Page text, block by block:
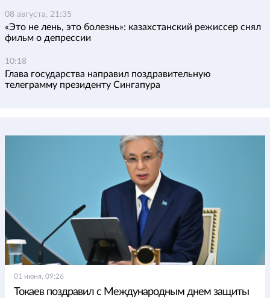
08 августа, 21:35
«Это не лень, это болезнь»: казахстанский режиссер снял
фильм о депрессии
10:18
Глава государства направил поздравительную
телеграмму президенту Сингапура
01 июня, 09:26
Токаев поздравил с Международным днем защиты